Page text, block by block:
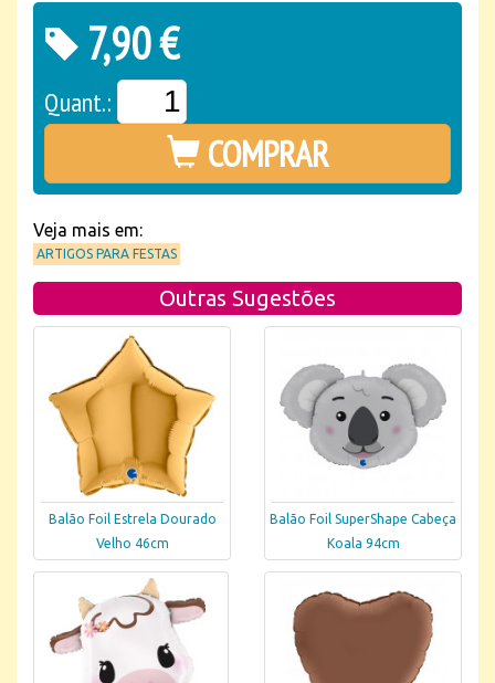
7,90 €
Quant.:
COMPRAR
Veja mais em:
ARTIGOS PARA FESTAS
Outras Sugestões
Balão Foil Estrela Dourado
Velho 46cm
Balão Foil SuperShape Cabeça
Koala 94cm